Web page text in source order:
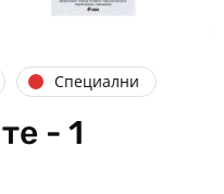
Специални
- 1